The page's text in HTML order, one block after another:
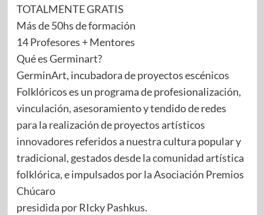
TOTALMENTE GRATIS
Más de 50hs de formación
14 Profesores + Mentores
Qué es Germinart?
GerminArt, incubadora de proyectos escénicos
Folklóricos es un programa de profesionalización,
vinculación, asesoramiento y tendido de redes
para la realización de proyectos artísticos
innovadores referidos a nuestra cultura popular y
tradicional, gestados desde la comunidad artística
folklórica, e impulsados por la Asociación Premios
Chúcaro
presidida por RIcky Pashkus.